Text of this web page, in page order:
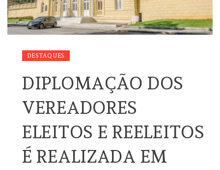
DESTAQUES
DIPLOMAÇÃO DOS
VEREADORES
ELEITOS E REELEITOS
É REALIZADA EM